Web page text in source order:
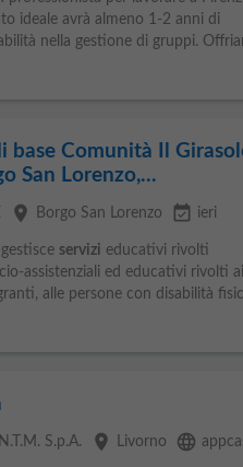
ideale avrà almeno 1-2 anni di
nella gestione di gruppi.
base Comunità Il
San Lorenzo,...
place Borgo San Lorenzo event_available ieri
servizi educativi rivolti
assistenziali ed educativi rivolti ai
alle persone con disabilità
S.p.A. place Livorno language